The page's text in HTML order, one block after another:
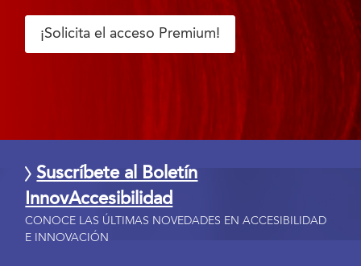
¡Solicita el acceso Premium!
Suscríbete al Boletín
InnovAccesibilidad
CONOCE LAS ÚLTIMAS NOVEDADES EN ACCESIBILIDAD
E INNOVACIÓN